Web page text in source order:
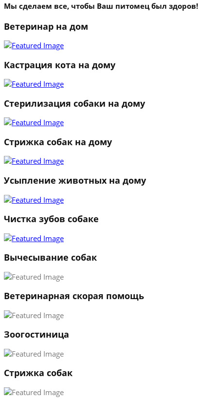
2
→
Мы сделаем все, чтобы Ваш питомец был здоров!
Ветеринар на дом
Кастрация кота на дому
Стерилизация собаки на дому
Стрижка собак на дому
Усыпление животных на дому
Чистка зубов собаке
Вычесывание собак
Ветеринарная скорая помощь
Зоогостиница
Стрижка собак